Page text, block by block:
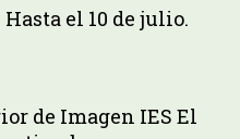
el 10 de julio.
de Imagen IES El